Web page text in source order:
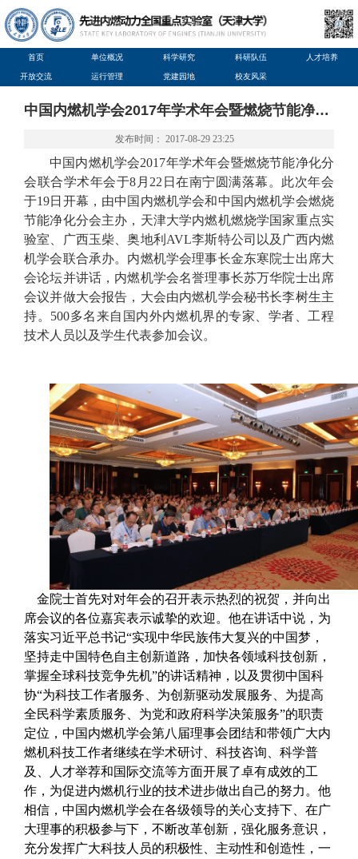
首页 单位概况 科学研究 科研队伍 人才培养
开放交流 运行管理 党建园地 校友风采
中国内燃机学会2017年学术年会暨燃烧节能净化分会联合学术年会圆满落幕
发布时间： 2017-08-29 23:25
中国内燃机学会2017年学术年会暨燃烧节能净化分
会联合学术年会于8 月 22 日在南宁圆满落幕。此次年会
于19日开幕， 由中国内燃机学会和中国内燃机学会燃烧
节能净化分会主办，天津大学内燃机燃烧学国家重点实
验室、广西玉柴、奥地利 AVL李斯特公司以及广西内燃
机学会联合承办。 内燃机学会理事长金东寒院士出席大
会论坛并讲话，内燃机学会名誉理事长苏万华院士出席
会议并做大会报告，大会由内燃机学会秘书长李树生主
持。 500多名来自国内外内燃机界的专家、学者、工程
技术人员以及学生代表参加会议。
金院士首先对对年会的召开表示热烈的祝贺，并向出
席会议的各位嘉宾表示诚挚的欢迎。他在讲话中说，为
落实习近平总书记“实现中华民族伟大复兴的中国梦，
坚持走中国特色自主创新道路，加快各领域科技创新，
掌握全球科技竞争先机”的讲话精神，以及贯彻中国科
协“为科技工作者服务、为创新驱动发展服务、为提高
全民科学素质服务、为党和政府科学决策服务”的职责
定位，中国内燃机学会第八届理事会团结和带领广大内
燃机科技工作者继续在学术研讨、科技咨询、科学普
及、人才举荐和国际交流等方面开展了卓有成效的工
作，为促进内燃机行业的技术进步做出自己的努力。 他
相信，中国内燃机学会在各级领导的关心支持下、在广
大理事的积极参与下，不断改革创新，强化服务意识，
充分发挥广大科技人员的积极性、主动性和创造性，一